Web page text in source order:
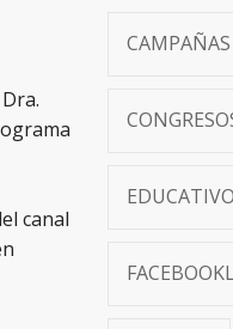
canal
CAMPAÑAS
EDUCATIVO